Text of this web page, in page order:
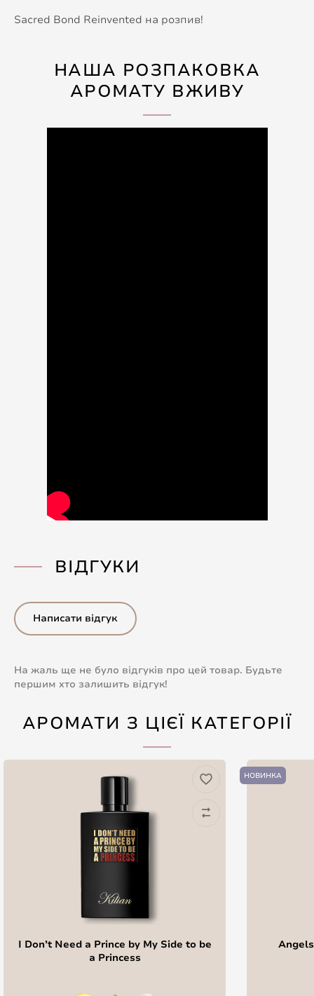
Sacred Bond Reinvented на розпив!
НАША РОЗПАКОВКА
АРОМАТУ ВЖИВУ
ВІДГУКИ
Написати відгук
На жаль ще не було відгуків про цей товар. Будьте
першим хто залишить відгук!
АРОМАТИ З ЦІЄЇ КАТЕГОРІЇ
I Don’t Need a Prince by My Side to be
a Princess
НОВИНКА